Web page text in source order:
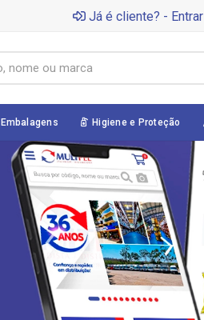
Já é cliente? - Entrar
Embalagens Higiene e Proteção